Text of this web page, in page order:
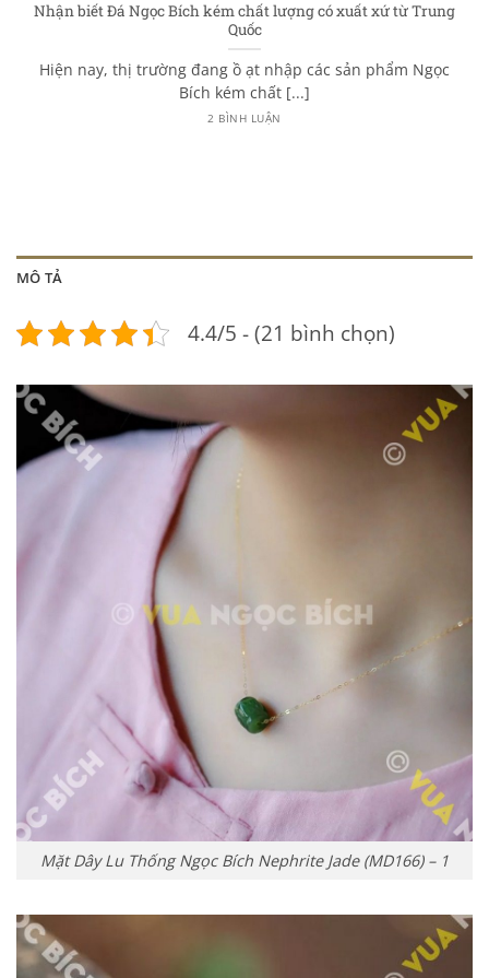
Nhận biết Đá Ngọc Bích kém chất lượng có xuất xứ từ Trung
Quốc
Hiện nay, thị trường đang ồ ạt nhập các sản phẩm Ngọc
Bích kém chất [...]
2 BÌNH LUẬN
MÔ TẢ
4.4/5 - (21 bình chọn)
Mặt Dây Lu Thống Ngọc Bích Nephrite Jade (MD166) – 1